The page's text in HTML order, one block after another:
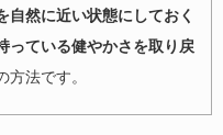
自然に近い状態にしておく
っている健やかさを取り戻
方法です。